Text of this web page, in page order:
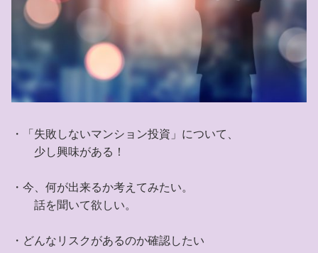
・「失敗しないマンション投資」について、
少し興味がある！
・今、何が出来るか考えてみたい。
話を聞いて欲しい。
・どんなリスクがあるのか確認したい